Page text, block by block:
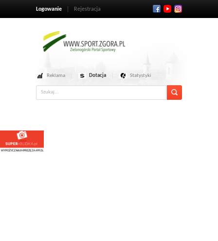
Logowanie Rejestracja
Reklama Dotacja Statystyki